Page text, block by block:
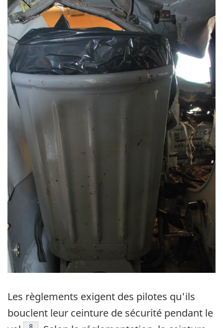
Les règlements exigent des pilotes qu'ils
bouclent leur ceinture de sécurité pendant le